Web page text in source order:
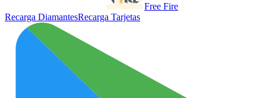
Free Fire
Recarga DiamantesRecarga Tarjetas